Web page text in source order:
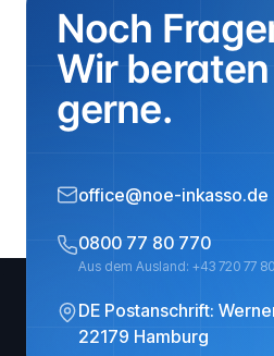
Noch
Wir beraten
gerne.
office@noe-inkasso.de
0800 77 80 770
Aus dem Ausland: +43 720 77
DE Postanschrift:
22179 Hamburg